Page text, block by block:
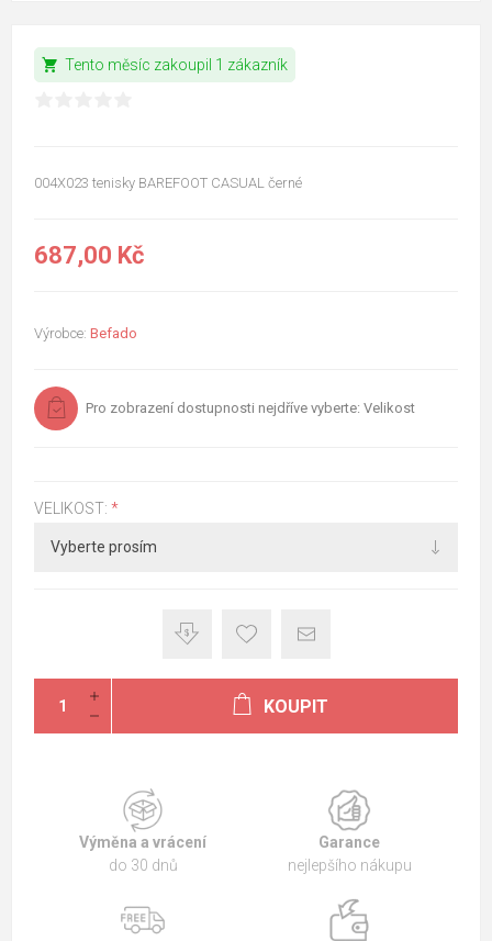
shopping_cart Tento měsíc zakoupil 1 zákazník
004X023 tenisky BAREFOOT CASUAL černé
687,00 Kč
Výrobce: Befado
Pro zobrazení dostupnosti nejdříve vyberte: Velikost
VELIKOST: *
KOUPIT
Výměna a vrácení
do 30 dnů
Garance
nejlepšího nákupu